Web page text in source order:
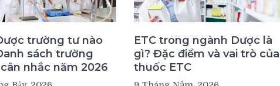
trường tư nào
sách trường
nhắc năm 2026
ETC trong ngành Dược là
gì? Đặc điểm và vai trò của
thuốc ETC